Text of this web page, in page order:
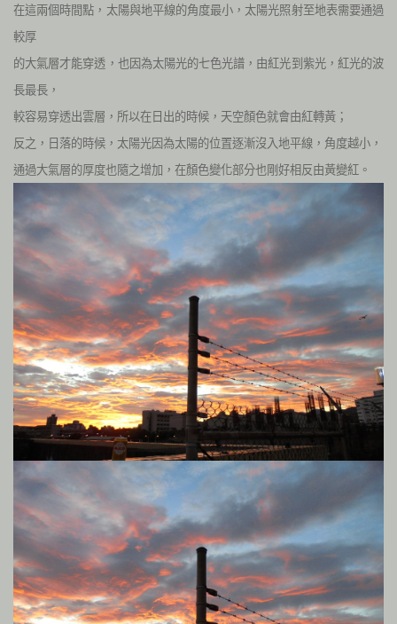
在這兩個時間點，太陽與地平線的角度最小，太陽光照射至地表需要通過
較厚
的大氣層才能穿透，也因為太陽光的七色光譜，由紅光到紫光，紅光的波
長最長，
較容易穿透出雲層，所以在日出的時候，天空顏色就會由紅轉黃；
反之，日落的時候，太陽光因為太陽的位置逐漸沒入地平線，角度越小，
通過大氣層的厚度也隨之增加，在顏色變化部分也剛好相反由黃變紅。